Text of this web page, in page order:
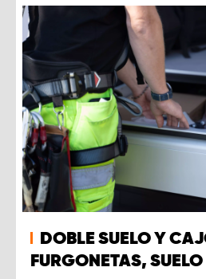
DOBLE SUELO Y
FURGONETAS,